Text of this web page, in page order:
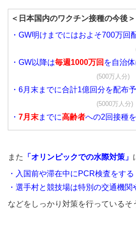
＜日本国内のワクチン接種の今後＞
・GW明けまでにはおよそ700万回
・GW以降は毎週1000万回 を自治
(500万人分)
・6月末までに合計1億回分を配布
(5000万人分)
・ 7月末までに高齢者への2回接種を
また 「オリンピックでの水際対策」
・入国前や滞在中にPCR検査をする
・選手村と競技場は特別の交通機関
などをしっかり対策を行っているそ